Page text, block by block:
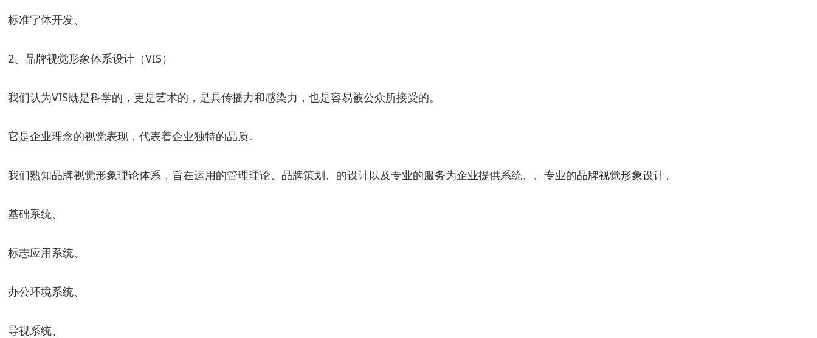
标准字体开发、
2、品牌视觉形象体系设计（VIS）
我们认为VIS既是科学的，更是艺术的，是具传播力和感染力，也是容易被公众所接受的。
它是企业理念的视觉表现，代表着企业独特的品质。
我们熟知品牌视觉形象理论体系，旨在运用的管理理论、品牌策划、的设计以及专业的服务为企业提供系统、、专业的品牌视觉形象设计。
基础系统、
标志应用系统、
办公环境系统、
导视系统、